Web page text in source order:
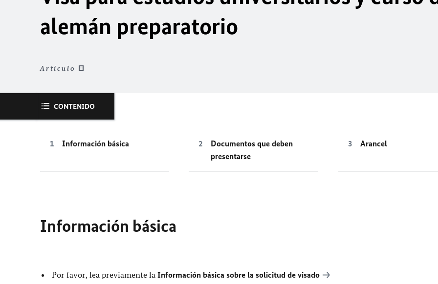
alemán preparatorio
Artículo
CONTENIDO
Información básica
Documentos que deben
presentarse
Arancel
Información básica
Por favor, lea previamente laInformación básica sobre la solicitud de visado